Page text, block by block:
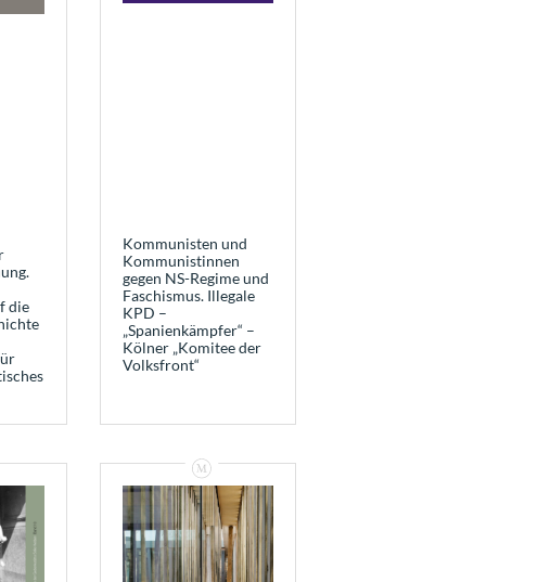
die
Kommunisten und
Kommunistinnen
gegen NS-Regime und
Faschismus. Illegale
KPD –
„Spanienkämpfer“ –
Kölner „Komitee der
Volksfront“